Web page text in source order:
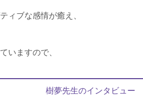
ィブな感情が癒え、
いますので、
樹夢先生のインタビュー